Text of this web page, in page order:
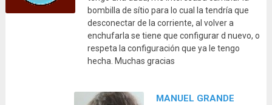
bombilla de sítio para lo cual la tendría que
desconectar de la corriente, al volver a
enchufarla se tiene que configurar d nuevo, o
respeta la configuración que ya le tengo
hecha. Muchas gracias
MANUEL GRANDE